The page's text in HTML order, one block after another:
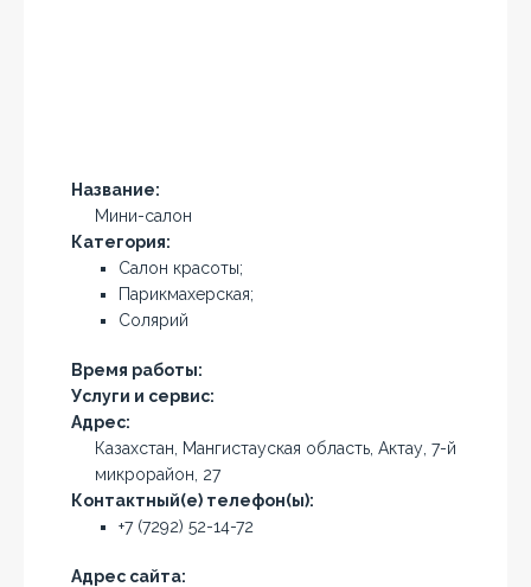
Название:
Мини-салон
Категория:
Салон красоты;
Парикмахерская;
Солярий
Время работы:
Услуги и сервис:
Адрес:
Казахстан, Мангистауская область, Актау, 7-й
микрорайон, 27
Контактный(е) телефон(ы):
+7 (7292) 52-14-72
Адрес сайта: